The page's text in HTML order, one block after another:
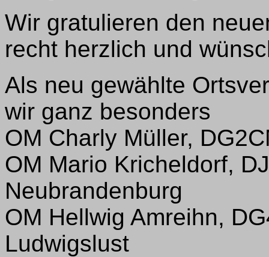
Wir gratulieren den
recht herzlich und
Als neu gewählte
wir ganz besonders
OM Charly Müller,
OM Mario Kricheldorf,
Neubrandenburg
OM Hellwig Amreihn,
Ludwigslust